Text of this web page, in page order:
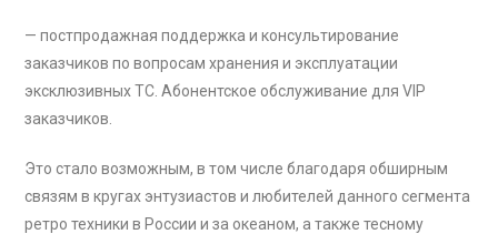
— постпродажная поддержка и консультирование
заказчиков по вопросам хранения и эксплуатации
эксклюзивных ТС. Абонентское обслуживание для VIP
заказчиков.
Это стало возможным, в том числе благодаря обширным
связям в кругах энтузиастов и любителей данного сегмента
ретро техники в России и за океаном, а также тесному